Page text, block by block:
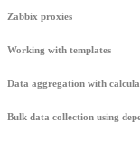
Zabbix proxies
Working with templates
Data aggregation with
Bulk data collection using